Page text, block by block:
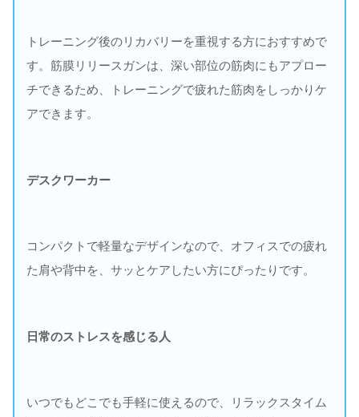
トレーニング後のリカバリーを重視する方におすすめで
す。筋膜リリースガンは、深い部位の筋肉にもアプロー
チできるため、トレーニングで疲れた筋肉をしっかりケ
アできます。
デスクワーカー
コンパクトで軽量なデザインなので、オフィスでの疲れ
た肩や背中を、サッとケアしたい方にぴったりです。
日常のストレスを感じる人
いつでもどこでも手軽に使えるので、リラックスタイム